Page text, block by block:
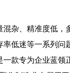
杂、精准度低
低迷等一系列
款专为企业蓝